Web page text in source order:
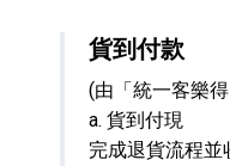
貨到付款
(由「統一客樂
a. 貨到付現
完成退貨流程